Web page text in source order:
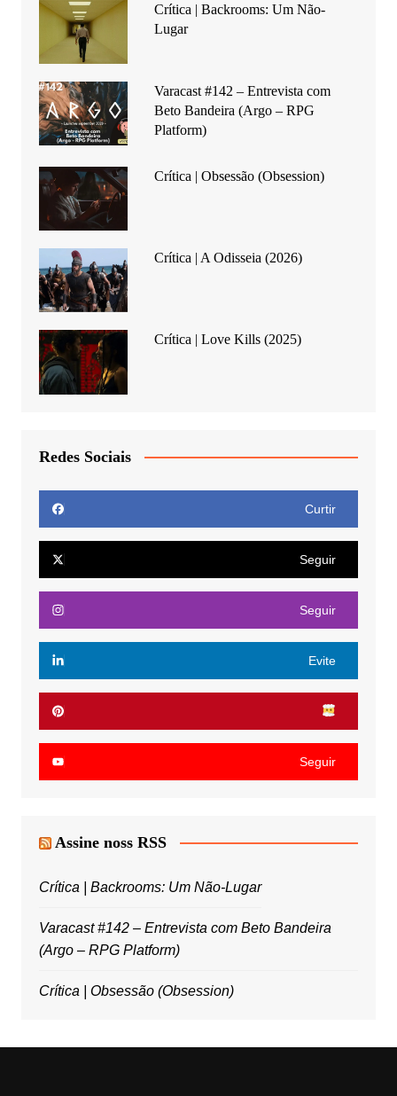
Crítica | Backrooms: Um Não-
Lugar
Varacast #142 – Entrevista com
Beto Bandeira (Argo – RPG
Platform)
Crítica | Obsessão (Obsession)
Crítica | A Odisseia (2026)
Crítica | Love Kills (2025)
Redes Sociais
Curtir
Seguir
Seguir
Evite
Seguir
Assine noss RSS
Crítica | Backrooms: Um Não-Lugar
Varacast #142 – Entrevista com Beto Bandeira
(Argo – RPG Platform)
Crítica | Obsessão (Obsession)